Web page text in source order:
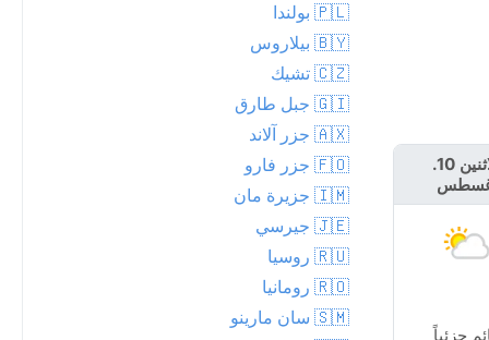
الاثنين 10.
جزئياً
الثلاثاء 11.
أغسطس
مشمس
🇵🇱 بولندا
🇧🇾 بيلاروس
🇨🇿 تشيك
🇬🇮 جبل طارق
🇦🇽 جزر آلاند
🇫🇴 جزر فارو
🇮🇲 جزيرة مان
🇯🇪 جيرسي
🇷🇺 روسيا
🇷🇴 رومانيا
🇸🇲 سان مارينو